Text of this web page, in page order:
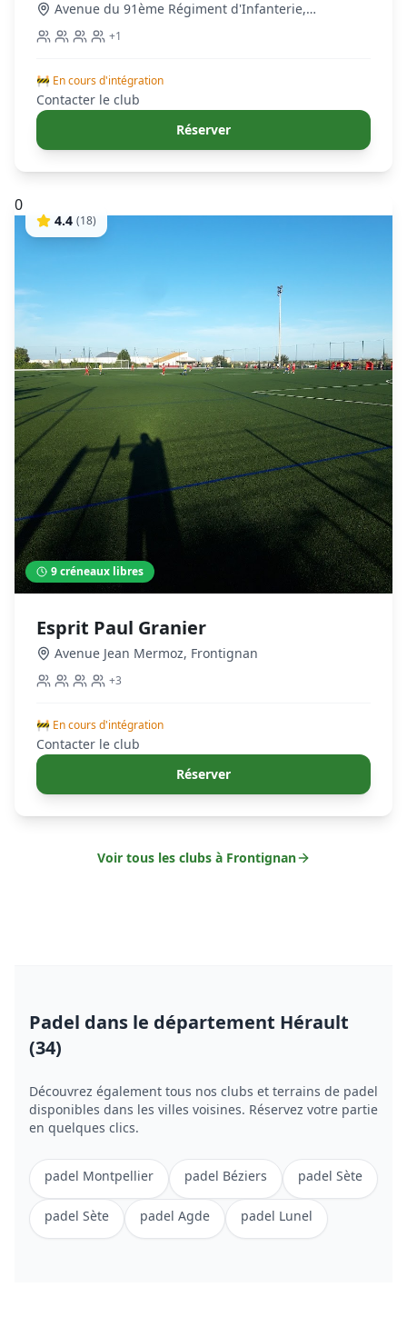
Club
Avenue du 91ème Régiment d'Infanterie,
Frontignan
+1
🚧 En cours d'intégration
Contacter le club
Réserver
0
4.4 (18)
9créneaux libres
Esprit Paul Granier
Avenue Jean Mermoz, Frontignan
+3
🚧 En cours d'intégration
Contacter le club
Réserver
Voir tous les clubs à Frontignan
Padel dans le département Hérault
(34)
Découvrez également tous nos clubs et terrains de padel
disponibles dans les villes voisines. Réservez votre partie
en quelques clics.
padel Montpellier padel Béziers padel Sète
padel Sète padel Agde padel Lunel